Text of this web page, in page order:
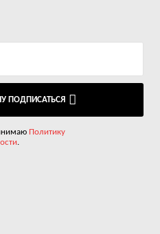
ПОДПИСАТЬСЯ
Политику
.